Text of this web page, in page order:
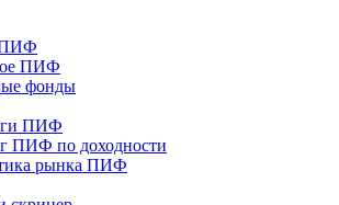
ПИФ
ПИФ
фонды
ПИФ
ПИФ по доходности
рынка ПИФ